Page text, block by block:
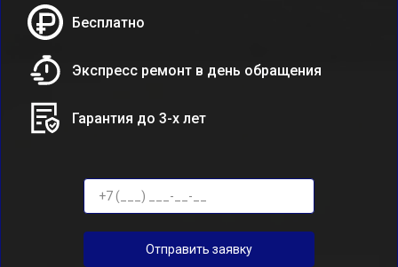
Бесплатно
Экспресс ремонт в день обращения
Гарантия до 3-х лет
Отправить заявку